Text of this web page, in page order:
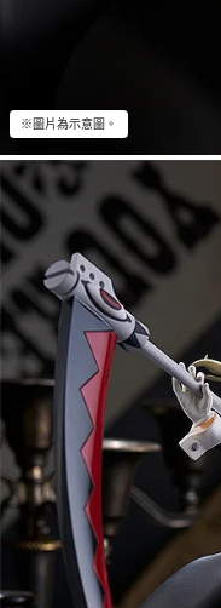
※圖片為示意圖。